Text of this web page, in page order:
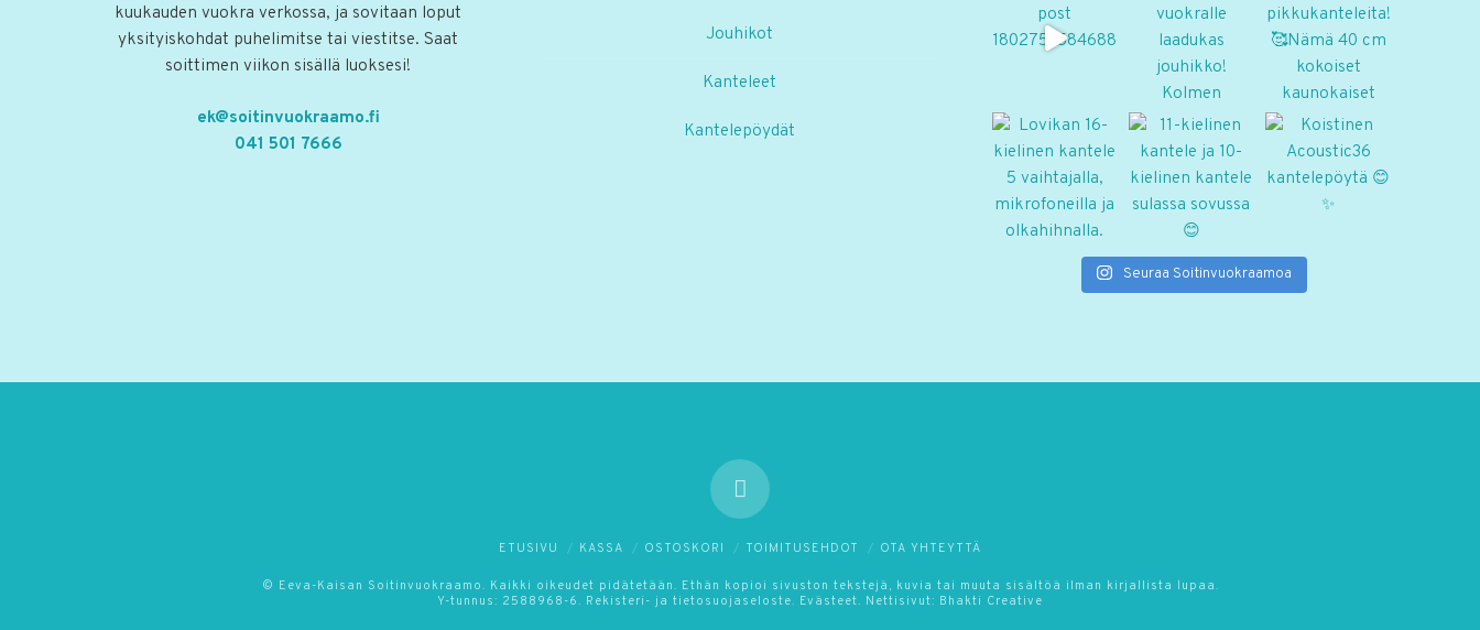
kuukauden vuokra verkossa, ja sovitaan loput
yksityiskohdat puhelimitse tai viestitse. Saat
soittimen viikon sisällä luoksesi!
ek@soitinvuokraamo.fi
041 501 7666
Jouhikot
Kanteleet
Kantelepöydät
Seuraa Soitinvuokraamoa
ETUSIVU KASSA OSTOSKORI TOIMITUSEHDOT OTA YHTEYTTÄ
© Eeva-Kaisan Soitinvuokraamo. Kaikki oikeudet pidätetään. Ethän kopioi sivuston tekstejä, kuvia tai muuta sisältöä ilman kirjallista lupaa.
Y-tunnus: 2588968-6. Rekisteri- ja tietosuojaseloste. Evästeet. Nettisivut: Bhakti Creative